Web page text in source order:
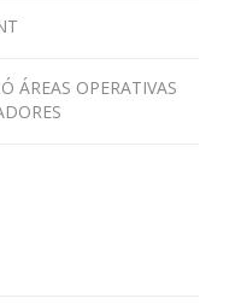
ÁREAS OPERATIVAS